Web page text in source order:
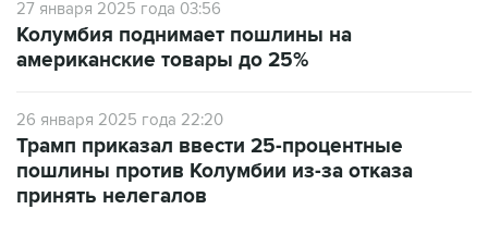
американские товары до 25%
26 января 2025 года 22:20
пошлины против Колумбии из-за отказа
принять нелегалов